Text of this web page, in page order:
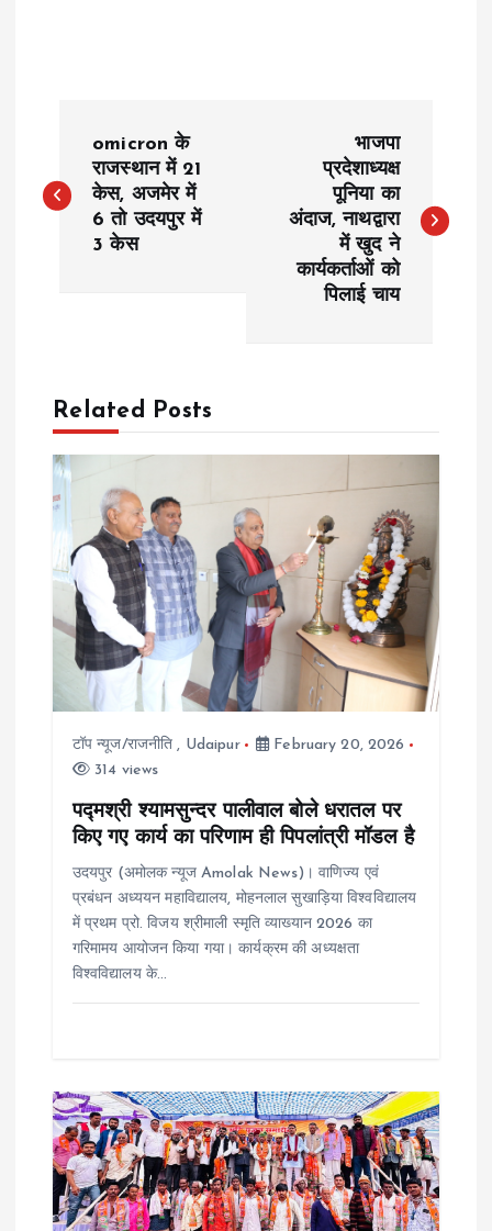
o
a
v
g
a
omicron के
राजस्थान में 21
केस, अजमेर में
6 तो उदयपुर में
3 केस
भाजपा
प्रदेशाध्यक्ष
पूनिया का
अंदाज, नाथद्वारा
में खुद ने
कार्यकर्ताओं को
पिलाई चाय
Related Posts
टॉप न्यूज/राजनीति , Udaipur
February 20, 2026
314 views
पद्मश्री श्यामसुन्दर पालीवाल बोले धरातल पर
किए गए कार्य का परिणाम ही पिपलांत्री मॉडल है
उदयपुर (अमोलक न्यूज Amolak News)। वाणिज्य एवं
प्रबंधन अध्ययन महाविद्यालय, मोहनलाल सुखाड़िया विश्वविद्यालय
में प्रथम प्रो. विजय श्रीमाली स्मृति व्याख्यान 2026 का
गरिमामय आयोजन किया गया। कार्यक्रम की अध्यक्षता
विश्वविद्यालय के…